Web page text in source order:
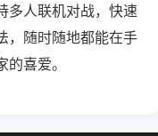
多人联机对战，快速
，随时随地都能在手
喜爱。